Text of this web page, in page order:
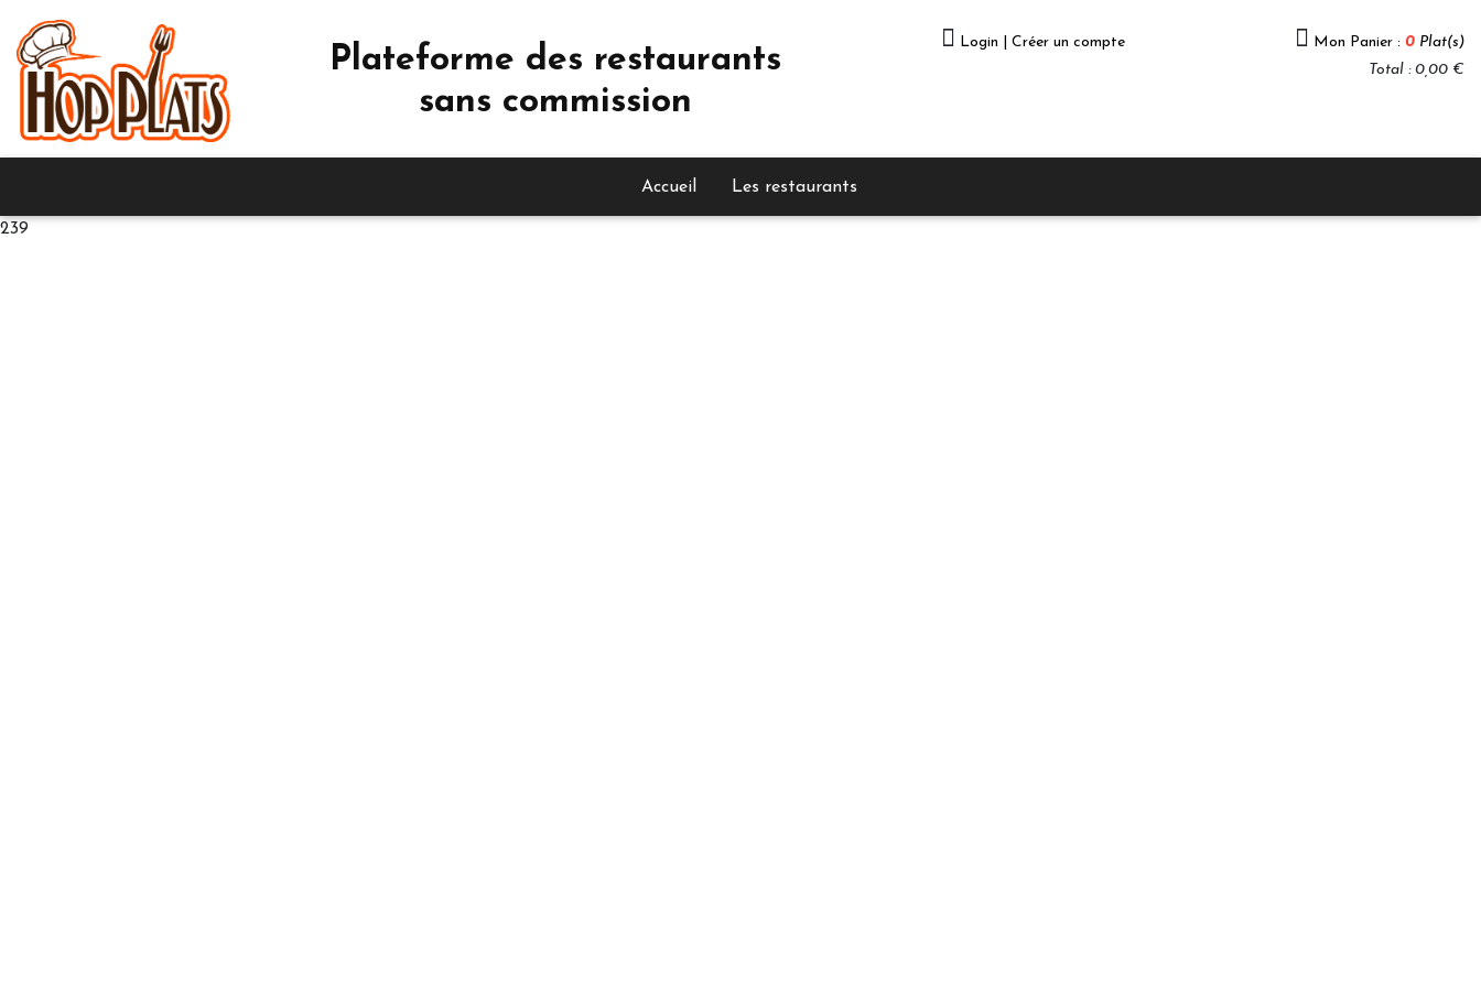
Plateforme des restaurants
sans commission
Login | Créer un compte Mon Panier : 0 Plat(s)
Total : 0,00 €
Accueil Les restaurants
239